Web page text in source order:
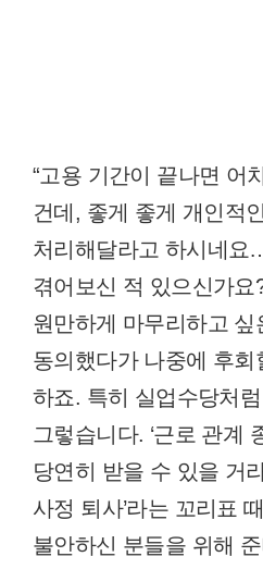
“고용 기간이 끝나면 어
건데, 좋게 좋게 개인적
처리해달라고 하시네요
겪어보신 적 있으신가요
원만하게 마무리하고 싶
동의했다가 나중에 후회
하죠. 특히 실업수당처
그렇습니다. ‘근로 관계
당연히 받을 수 있을 거
사정 퇴사’라는 꼬리표
불안하신 분들을 위해